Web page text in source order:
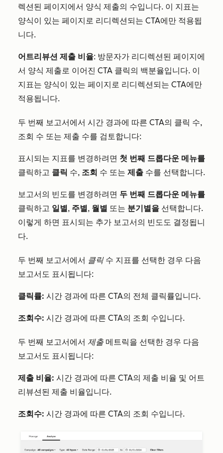
렉션된 페이지에서 양식 제출의 수입니다. 이 지표는
양식이 있는 페이지로 리디렉션되는 CTA에만 적용됩
니다.
어트리뷰션 제출 비율: 방문자가 리디렉션된 페이지에
서 양식 제출로 이어진 CTA 클릭의 백분율입니다. 이
지표는 양식이 있는 페이지로 리디렉션되는 CTA에만
적용됩니다.
두 번째 보고서에서 시간 경과에 따른 CTA의 클릭 수,
조회 수 또는 제출 수를 검토합니다:
표시되는 지표를 변경하려면 첫 번째 드롭다운 메뉴를
클릭하고 클릭 수, 조회 수 또는 제출 수를 선택합니다.
보고서의 빈도를 변경하려면 두 번째 드롭다운 메뉴를
클릭하고 일별, 주별, 월별 또는 분기별을 선택합니다.
이렇게 하면 표시되는 추가 보고서의 빈도도 결정됩니
다.
두 번째 보고서에서 클릭수 지표를 선택한 경우 다음
보고서도 표시됩니다:
클릭률: 시간 경과에 따른 CTA의 전체 클릭률입니다.
조회수: 시간 경과에 따른 CTA의 조회 수입니다.
두 번째 보고서에서 제출 메트릭을 선택한 경우 다음
보고서도 표시됩니다:
제출 비율: 시간 경과에 따른 CTA의 제출 비율 및 어트
리뷰션된 제출 비율입니다.
조회수: 시간 경과에 따른 CTA의 조회 수입니다.